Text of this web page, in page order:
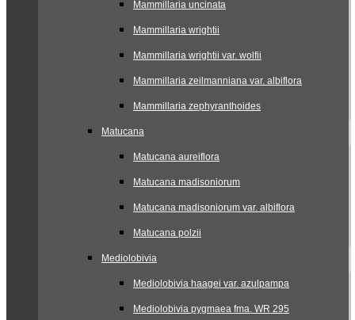
Mammillaria uncinata
Mammillaria wrightii
Mammillaria wrightii var. wolfii
Mammillaria zeilmanniana var. albiflora
Mammillaria zephyranthoides
Matucana
Matucana aureiflora
Matucana madisoniorum
Matucana madisoniorum var. albiflora
Matucana polzii
Mediolobivia
Mediolobivia haagei var. azulpampa
Mediolobivia pygmaea fma. WR 295